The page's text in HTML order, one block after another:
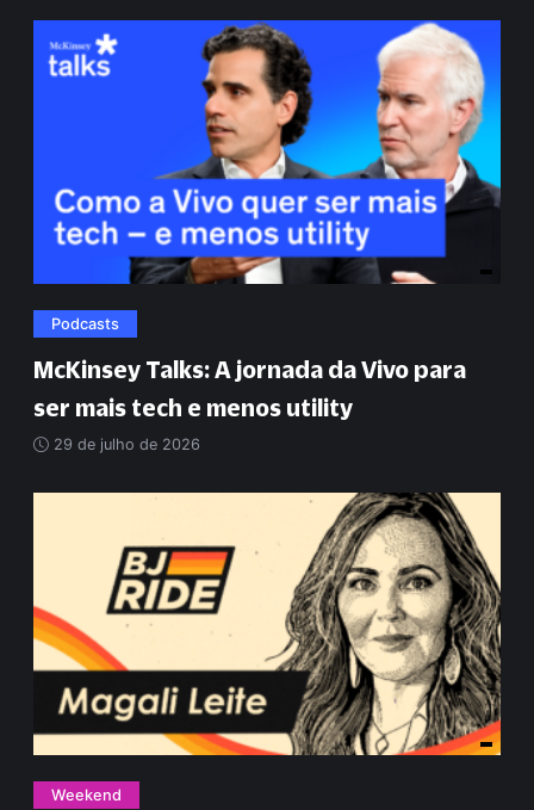
Podcasts
McKinsey Talks: A jornada da Vivo para
ser mais tech e menos utility
29 de julho de 2026
Weekend